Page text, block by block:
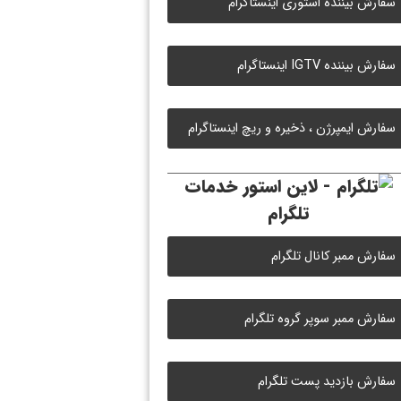
سفارش بیننده IGTV اینستاگرام
سفارش ایمپرژن ، ذخیره و ریچ اینستاگرام
خدمات
تلگرام
سفارش ممبر کانال تلگرام
سفارش ممبر سوپر گروه تلگرام
سفارش بازدید پست تلگرام